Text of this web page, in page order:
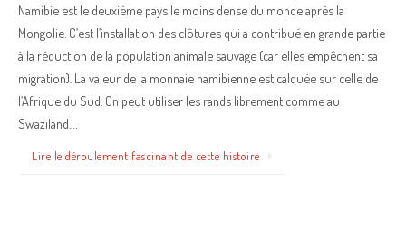
Namibie est le deuxième pays le moins dense du monde après la
Mongolie. C’est l’installation des clôtures qui a contribué en grande partie
à la réduction de la population animale sauvage (car elles empêchent sa
migration). La valeur de la monnaie namibienne est calquée sur celle de
l’Afrique du Sud. On peut utiliser les rands librement comme au
Swaziland.…
Lire le déroulement fascinant de cette histoire